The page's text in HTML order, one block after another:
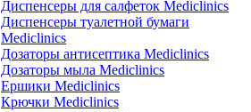
Диспенсеры для салфеток Mediclinics
Диспенсеры туалетной бумаги
Mediclinics
Дозаторы антисептика Mediclinics
Дозаторы мыла Mediclinics
Ершики Mediclinics
Крючки Mediclinics